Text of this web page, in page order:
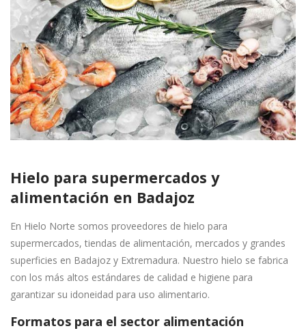
Hielo para supermercados y
alimentación en Badajoz
En Hielo Norte somos proveedores de hielo para
supermercados, tiendas de alimentación, mercados y grandes
superficies en Badajoz y Extremadura. Nuestro hielo se fabrica
con los más altos estándares de calidad e higiene para
garantizar su idoneidad para uso alimentario.
Formatos para el sector alimentación